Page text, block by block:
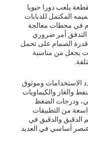
يلعب دورا حيويا
المكتمل للدبابات
في محطات معالجة
التدفق أمر ضروري
الصمام على تحمل
درجة فهرنهايت يجعل من مناسبة
الاستخدامات وموثوق
والغاز والكيماويات
ودرجات الضغط
من التطبيقات
الدقيق والدقيق في
أساسي في العديد